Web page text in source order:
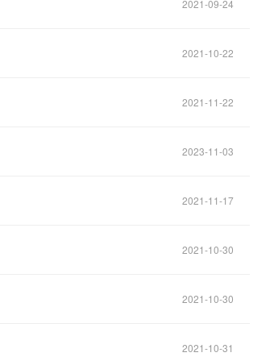
2021-09-24
2021-10-22
2021-11-22
2023-11-03
2021-11-17
2021-10-30
2021-10-30
2021-10-31